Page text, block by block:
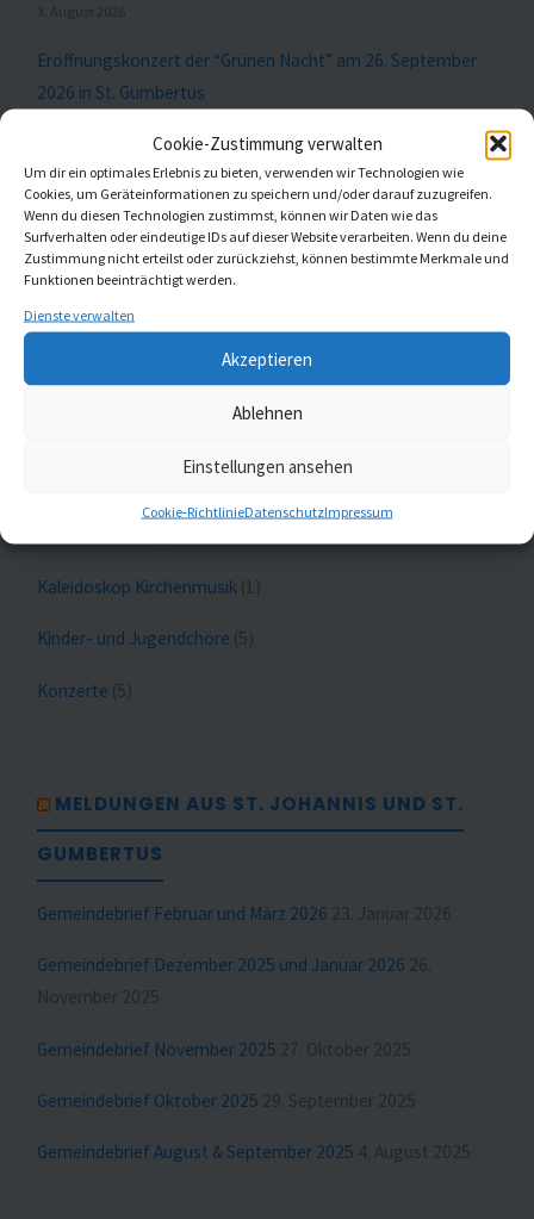
Cookie-Zustimmung verwalten
Um dir ein optimales Erlebnis zu bieten, verwenden wir Technologien wie
Cookies, um Geräteinformationen zu speichern und/oder darauf zuzugreifen.
Wenn du diesen Technologien zustimmst, können wir Daten wie das
Surfverhalten oder eindeutige IDs auf dieser Website verarbeiten. Wenn du deine
Zustimmung nicht erteilst oder zurückziehst, können bestimmte Merkmale und
Funktionen beeinträchtigt werden.
Dienste verwalten
Akzeptieren
Ablehnen
Einstellungen ansehen
Cookie-RichtlinieDatenschutzImpressum
3. August 2026
Eröffnungskonzert der “Grünen Nacht” am 26. September
2026 in St. Gumbertus
Verabschiedung in den Ruhestand
29. Mai 2026
Start der Musikalischen Mittagsandachten in St. Gumbertus
27. April 2026
Meldungen nach Themen
Kaleidoskop Kirchenmusik(1)
Kinder- und Jugendchöre (5)
Konzerte (5)
MELDUNGEN AUS ST. JOHANNIS UND ST.
GUMBERTUS
Gemeindebrief Februar und März 2026 23. Januar 2026
Gemeindebrief Dezember 2025 und Januar 2026 26.
November 2025
Gemeindebrief November 2025 27. Oktober 2025
Gemeindebrief Oktober 2025 29. September 2025
Gemeindebrief August & September 2025 4. August 2025